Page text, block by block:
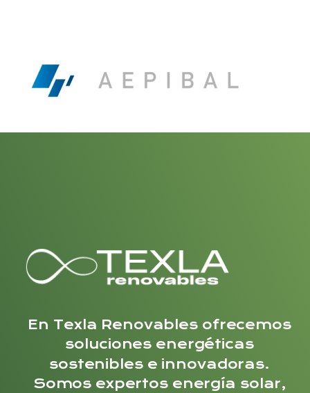
En Texla Renovables ofrecemos
soluciones energéticas
sostenibles e innovadoras.
Somos expertos energía solar,